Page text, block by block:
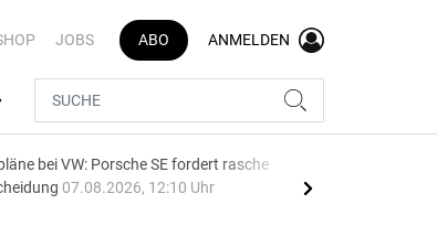
JOBS ABO ANMELDEN
AUTOMARKEN
bei VW: Porsche SE fordert rasche
07.08.2026, 12:10 Uhr